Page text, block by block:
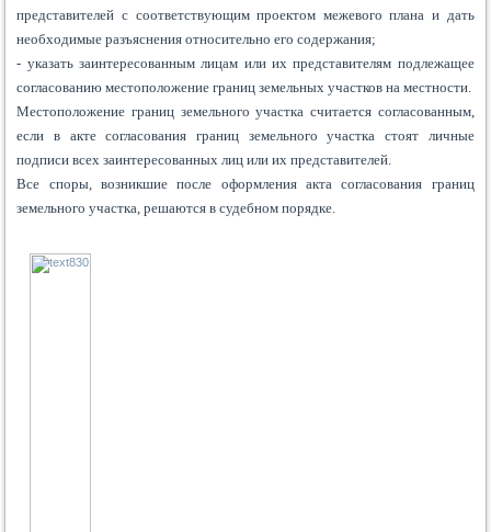
представителей с соответствующим проектом межевого плана и дать
необходимые разъяснения относительно его содержания;
- указать заинтересованным лицам или их представителям подлежащее
согласованию местоположение границ земельных участков на местности.
Местоположение границ земельного участка считается согласованным,
если в акте согласования границ земельного участка стоят личные
подписи всех заинтересованных лиц или их представителей.
Все споры, возникшие после оформления акта согласования границ
земельного участка, решаются в судебном порядке.